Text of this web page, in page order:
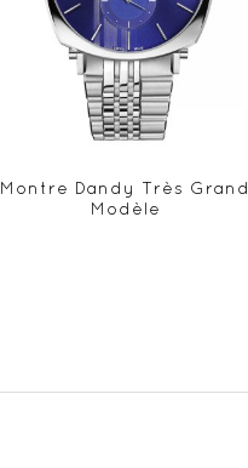
Montre Dandy Très Grand
Modèle